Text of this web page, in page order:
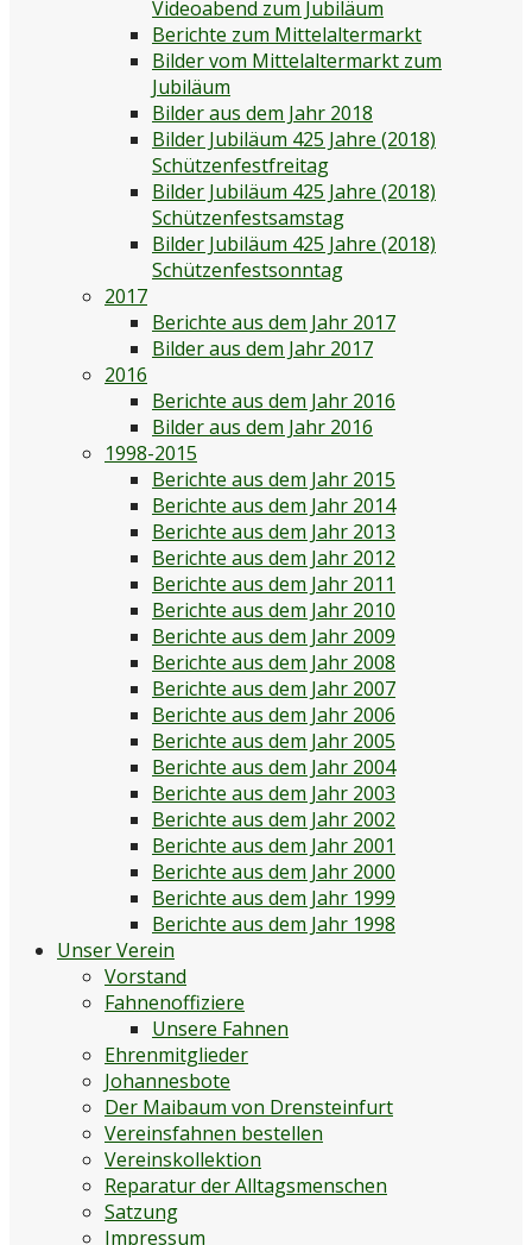
Videoabend zum Jubiläum
Berichte zum Mittelaltermarkt
Bilder vom Mittelaltermarkt zum
Jubiläum
Bilder aus dem Jahr 2018
Bilder Jubiläum 425 Jahre (2018)
Schützenfestfreitag
Bilder Jubiläum 425 Jahre (2018)
Schützenfestsamstag
Bilder Jubiläum 425 Jahre (2018)
Schützenfestsonntag
2017
Berichte aus dem Jahr 2017
Bilder aus dem Jahr 2017
2016
Berichte aus dem Jahr 2016
Bilder aus dem Jahr 2016
1998-2015
Berichte aus dem Jahr 2015
Berichte aus dem Jahr 2014
Berichte aus dem Jahr 2013
Berichte aus dem Jahr 2012
Berichte aus dem Jahr 2011
Berichte aus dem Jahr 2010
Berichte aus dem Jahr 2009
Berichte aus dem Jahr 2008
Berichte aus dem Jahr 2007
Berichte aus dem Jahr 2006
Berichte aus dem Jahr 2005
Berichte aus dem Jahr 2004
Berichte aus dem Jahr 2003
Berichte aus dem Jahr 2002
Berichte aus dem Jahr 2001
Berichte aus dem Jahr 2000
Berichte aus dem Jahr 1999
Berichte aus dem Jahr 1998
Unser Verein
Vorstand
Fahnenoffiziere
Unsere Fahnen
Ehrenmitglieder
Johannesbote
Der Maibaum von Drensteinfurt
Vereinsfahnen bestellen
Vereinskollektion
Reparatur der Alltagsmenschen
Satzung
Impressum